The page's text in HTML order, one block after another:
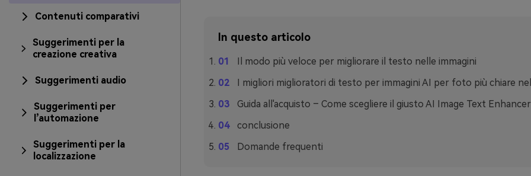
Contenuti comparativi
Suggerimenti per la
creazione creativa
Suggerimenti audio
Suggerimenti per
l’automazione
Suggerimenti per la
localizzazione
In questo articolo
Il modo più veloce per migliorare il testo nelle immagini
I migliori miglioratori di testo per immagini AI per foto più chiare
Guida all'acquisto – Come scegliere il giusto AI Image Text Enhancer
conclusione
Domande frequenti